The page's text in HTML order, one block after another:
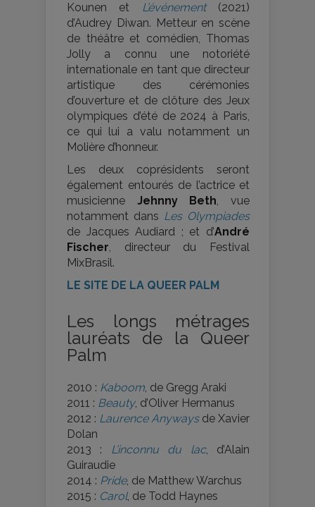
Kounen et L’événement(2021)
d’Audrey Diwan. Metteur en scène
de théâtre et comédien, Thomas
Jolly a connu une notoriété
internationale en tant que directeur
artistique des cérémonies
d’ouverture et de clôture des Jeux
olympiques d’été de 2024 à Paris,
ce qui lui a valu notamment un
Molière d’honneur.
Les deux coprésidents seront
également entourés de l’actrice et
musicienne Jehnny Beth, vue
notamment dans Les Olympiades
de Jacques Audiard ; et d’André
Fischer, directeur du Festival
MixBrasil.
LE SITE DE LA QUEER PALM
Les longs métrages
lauréats de la Queer
Palm
2010 : Kaboom, de Gregg Araki
2011 : Beauty, d’Oliver Hermanus
2012 : Laurence Anywaysde Xavier
Dolan
2013 : L’inconnu du lac, d’Alain
Guiraudie
2014 : Pride, de Matthew Warchus
2015 : Carol, de Todd Haynes